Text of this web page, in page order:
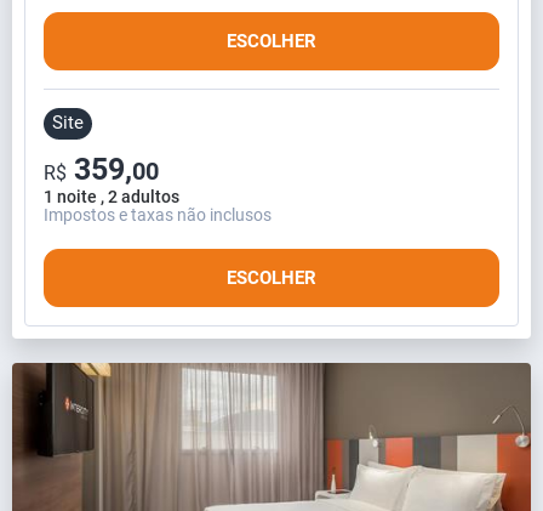
ESCOLHER
Site
1 noite , 2 adultos
R$ 359,00
Impostos e taxas não inclusos
ESCOLHER